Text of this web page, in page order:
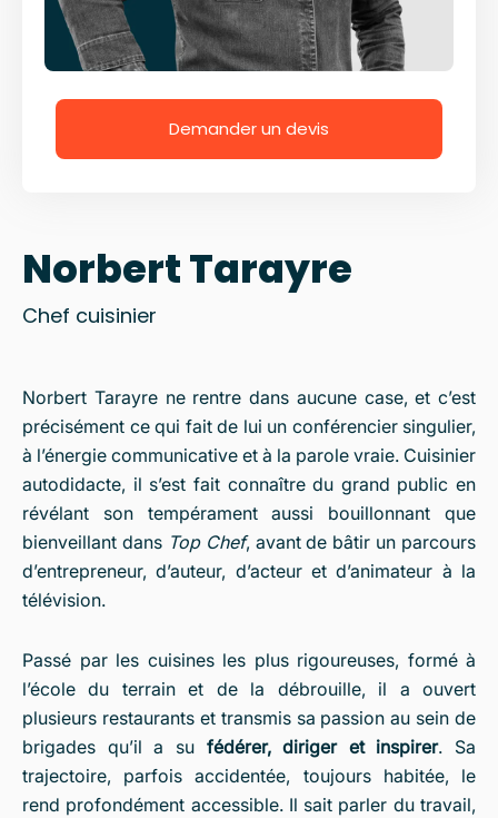
Norbert Tarayre
Chef cuisinier
Norbert Tarayre ne rentre dans aucune case, et c’est
précisément ce qui fait de lui un conférencier singulier,
à l’énergie communicative et à la parole vraie. Cuisinier
autodidacte, il s’est fait connaître du grand public en
révélant son tempérament aussi bouillonnant que
bienveillant dans Top Chef, avant de bâtir un parcours
d’entrepreneur, d’auteur, d’acteur et d’animateur à la
télévision.
Passé par les cuisines les plus rigoureuses, formé à
l’école du terrain et de la débrouille, il a ouvert
plusieurs restaurants et transmis sa passion au sein de
brigades qu’il a su fédérer, diriger et inspirer. Sa
trajectoire, parfois accidentée, toujours habitée, le
rend profondément accessible. Il sait parler du travail,
Demander un devis